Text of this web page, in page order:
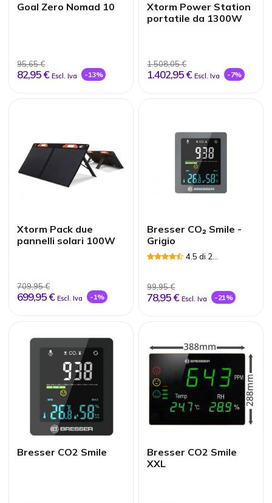
Goal Zero Nomad 10
95,65 €
82,95 € Escl. Iva -13%
Xtorm Power Station
portatile da 1300W
1.508,05 €
1.402,95 € Escl. Iva -7%
Xtorm Pack due
pannelli solari 100W
709,95 €
699,95 € Escl. Iva -1%
Bresser CO₂ Smile -
Grigio
4.5 di 2
99,95 €
78,95 € Escl. Iva -21%
Bresser CO2 Smile
Bresser CO2 Smile
XXL